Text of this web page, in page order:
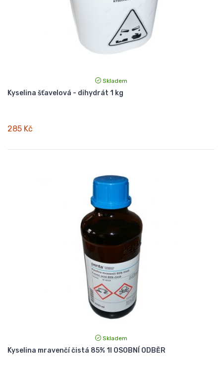
Skladem
Kyselina šťavelová - dihydrát 1 kg
285 Kč
Skladem
Kyselina mravenčí čistá 85% 1l OSOBNÍ ODBĚR